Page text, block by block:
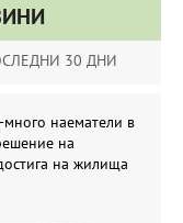
30 ДНИ
много наематели в
на
на жилища